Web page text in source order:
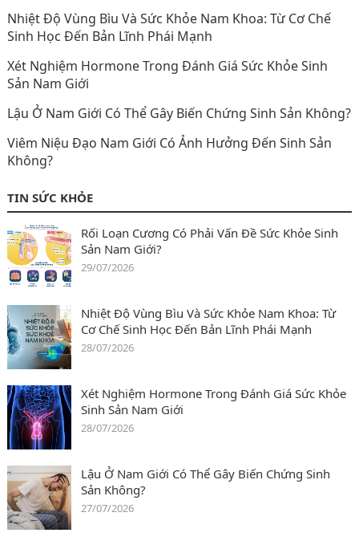
Nhiệt Độ Vùng Bìu Và Sức Khỏe Nam Khoa: Từ Cơ Chế
Sinh Học Đến Bản Lĩnh Phái Mạnh
Xét Nghiệm Hormone Trong Đánh Giá Sức Khỏe Sinh
Sản Nam Giới
Lậu Ở Nam Giới Có Thể Gây Biến Chứng Sinh Sản Không?
Viêm Niệu Đạo Nam Giới Có Ảnh Hưởng Đến Sinh Sản
Không?
TIN SỨC KHỎE
Rối Loạn Cương Có Phải Vấn Đề Sức Khỏe Sinh
Sản Nam Giới?
29/07/2026
Nhiệt Độ Vùng Bìu Và Sức Khỏe Nam Khoa: Từ
Cơ Chế Sinh Học Đến Bản Lĩnh Phái Mạnh
28/07/2026
Xét Nghiệm Hormone Trong Đánh Giá Sức Khỏe
Sinh Sản Nam Giới
28/07/2026
Lậu Ở Nam Giới Có Thể Gây Biến Chứng Sinh
Sản Không?
27/07/2026